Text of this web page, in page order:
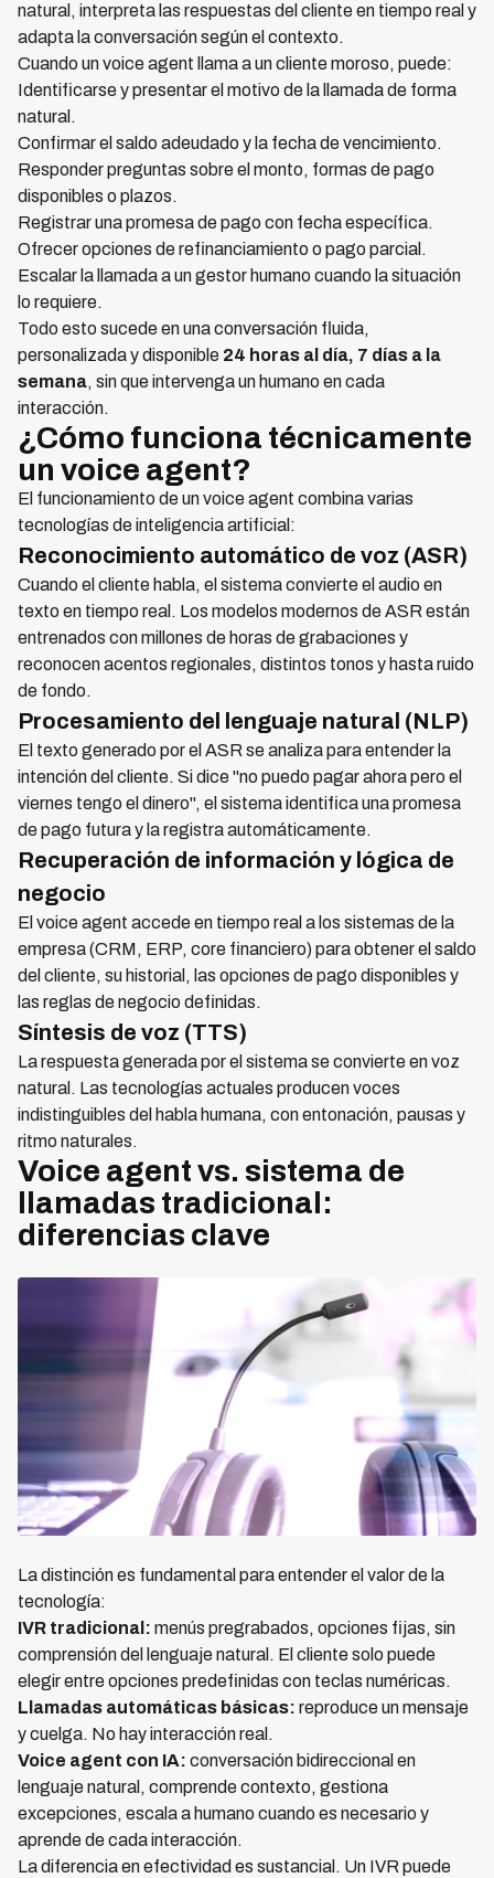
natural, interpreta las respuestas del cliente en tiempo real y
adapta la conversación según el contexto.
Cuando un voice agent llama a un cliente moroso, puede:
Identificarse y presentar el motivo de la llamada de forma
natural.
Confirmar el saldo adeudado y la fecha de vencimiento.
Responder preguntas sobre el monto, formas de pago
disponibles o plazos.
Registrar una promesa de pago con fecha específica.
Ofrecer opciones de refinanciamiento o pago parcial.
Escalar la llamada a un gestor humano cuando la situación
lo requiere.
Todo esto sucede en una conversación fluida,
personalizada y disponible 24 horas al día, 7 días a la
semana, sin que intervenga un humano en cada
interacción.
¿Cómo funciona técnicamente
un voice agent?
El funcionamiento de un voice agent combina varias
tecnologías de inteligencia artificial:
Reconocimiento automático de voz (ASR)
Cuando el cliente habla, el sistema convierte el audio en
texto en tiempo real. Los modelos modernos de ASR están
entrenados con millones de horas de grabaciones y
reconocen acentos regionales, distintos tonos y hasta ruido
de fondo.
Procesamiento del lenguaje natural (NLP)
El texto generado por el ASR se analiza para entender la
intención del cliente. Si dice "no puedo pagar ahora pero el
viernes tengo el dinero", el sistema identifica una promesa
de pago futura y la registra automáticamente.
Recuperación de información y lógica de
negocio
El voice agent accede en tiempo real a los sistemas de la
empresa (CRM, ERP, core financiero) para obtener el saldo
del cliente, su historial, las opciones de pago disponibles y
las reglas de negocio definidas.
Síntesis de voz (TTS)
La respuesta generada por el sistema se convierte en voz
natural. Las tecnologías actuales producen voces
indistinguibles del habla humana, con entonación, pausas y
ritmo naturales.
Voice agent vs. sistema de
llamadas tradicional:
diferencias clave
La distinción es fundamental para entender el valor de la
tecnología:
IVR tradicional: menús pregrabados, opciones fijas, sin
comprensión del lenguaje natural. El cliente solo puede
elegir entre opciones predefinidas con teclas numéricas.
Llamadas automáticas básicas: reproduce un mensaje
y cuelga. No hay interacción real.
Voice agent con IA: conversación bidireccional en
lenguaje natural, comprende contexto, gestiona
excepciones, escala a humano cuando es necesario y
aprende de cada interacción.
La diferencia en efectividad es sustancial. Un IVR puede